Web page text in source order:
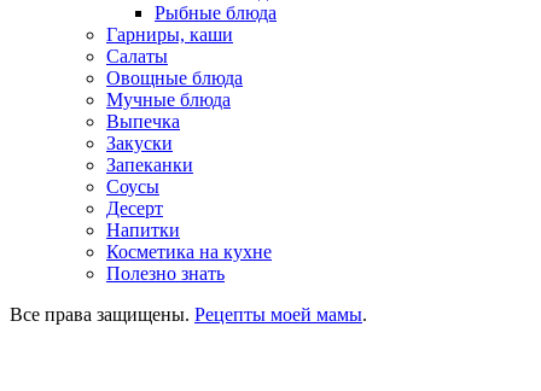
Рыбные блюда
Гарниры, каши
Салаты
Овощные блюда
Мучные блюда
Выпечка
Закуски
Запеканки
Соусы
Десерт
Напитки
Косметика на кухне
Полезно знать
Все права защищены. Рецепты моей мамы.